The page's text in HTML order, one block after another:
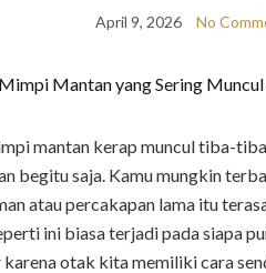
April 9, 2026 No
mantan kerap muncul tiba-
begitu saja. Kamu mungkin
atau percakapan lama itu
ini biasa terjadi pada siapa
karena otak kita memiliki cara